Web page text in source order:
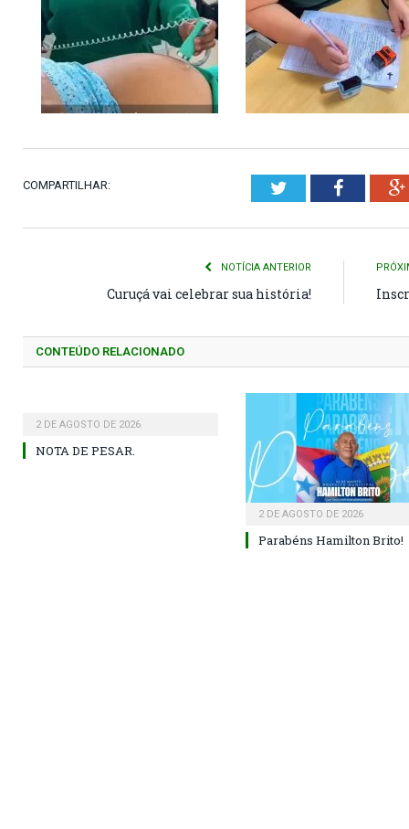
COMPARTILHAR: Twitter
NOTÍCIA ANTERIOR
Curuçá vai celebrar sua história!
CONTEÚDO RELACIONADO
2 DE AGOSTO DE 2026
NOTA DE PESAR.
2 DE AGOSTO DE 2026
Parabéns Hamilton Brito!